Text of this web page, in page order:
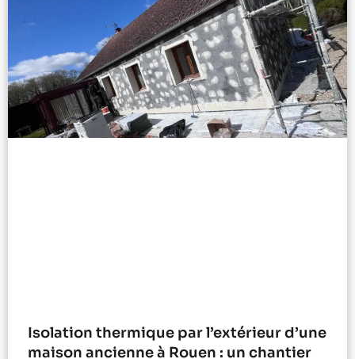
Isolation thermique par l’extérieur d’une
maison ancienne à Rouen : un chantier